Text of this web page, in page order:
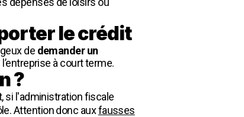
le crédit
de demander un
à court terme.
?
si l'administration fiscale
Attention donc auxfausses